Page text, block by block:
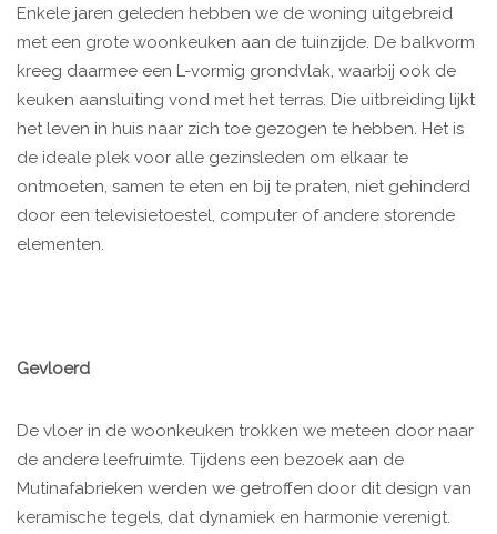
Enkele jaren geleden hebben we de woning uitgebreid
met een grote woonkeuken aan de tuinzijde. De balkvorm
kreeg daarmee een L-vormig grondvlak, waarbij ook de
keuken aansluiting vond met het terras. Die uitbreiding lijkt
het leven in huis naar zich toe gezogen te hebben. Het is
de ideale plek voor alle gezinsleden om elkaar te
ontmoeten, samen te eten en bij te praten, niet gehinderd
door een televisietoestel, computer of andere storende
elementen.
Gevloerd
De vloer in de woonkeuken trokken we meteen door naar
de andere leefruimte. Tijdens een bezoek aan de
Mutinafabrieken werden we getroffen door dit design van
keramische tegels, dat dynamiek en harmonie verenigt.